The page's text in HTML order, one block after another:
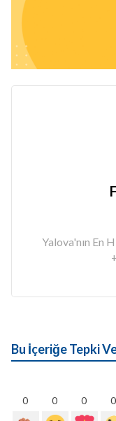
Yalova'nın En
Bu İçeriğe Tepki
0 0 0 0